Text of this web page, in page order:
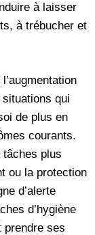
à laisser
à trébucher et
situations qui
de plus en
courants.
tâches plus
ou la protection
d’alerte
d’hygiène
prendre ses